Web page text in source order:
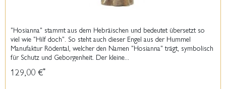
"Hosianna" stammt aus dem Hebräischen und bedeutet übersetzt so
viel wie "Hilf doch". So steht auch dieser Engel aus der Hummel
Manufaktur Rödental, welcher den Namen "Hosianna" trägt, symbolisch
für Schutz und Geborgenheit. Der kleine...
129,00 €*